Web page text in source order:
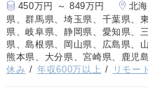
450万円 ～ 849万円
北
県、群馬県、埼玉県、千葉県、
県、岐阜県、静岡県、愛知県、
県、島根県、岡山県、広島県、
熊本県、大分県、宮崎県、鹿児
休み
年収600万以上 リモー